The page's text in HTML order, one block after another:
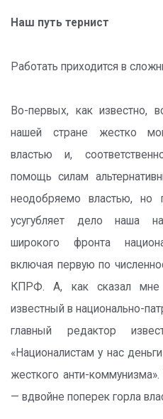
Наш путь тернист
Работать приходится в
Во-первых, как известно,
нашей стране жестко
властью и,
помощь силам
неодобряемо властью, но
усугубляет дело наша
широкого фронта
включая первую по
КПРФ. А, как сказал
известный в национально-
главный редактор
«Националистам у нас
жесткого анти-
— вдвойне поперек горла